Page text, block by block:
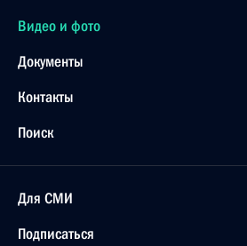
Видео и фото
Документы
Контакты
Поиск
Для СМИ
Подписаться